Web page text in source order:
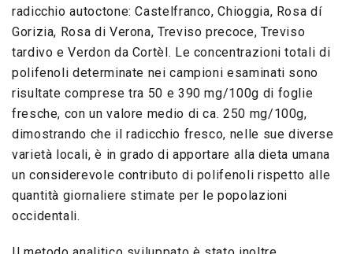
radicchio autoctone: Castelfranco, Chioggia, Rosa dí
Gorizia, Rosa di Verona, Treviso precoce, Treviso
tardivo e Verdon da Cortèl. Le concentrazioni totali di
polifenoli determinate nei campioni esaminati sono
risultate comprese tra 50 e 390 mg/100g di foglie
fresche, con un valore medio di ca. 250 mg/100g,
dimostrando che il radicchio fresco, nelle sue diverse
varietà locali, è in grado di apportare alla dieta umana
un considerevole contributo di polifenoli rispetto alle
quantità giornaliere stimate per le popolazioni
occidentali.